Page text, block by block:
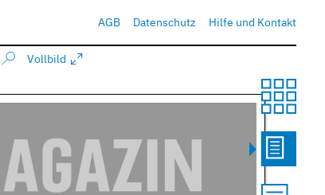
AGB Datenschutz Hilfe und Kontakt
Vollbild